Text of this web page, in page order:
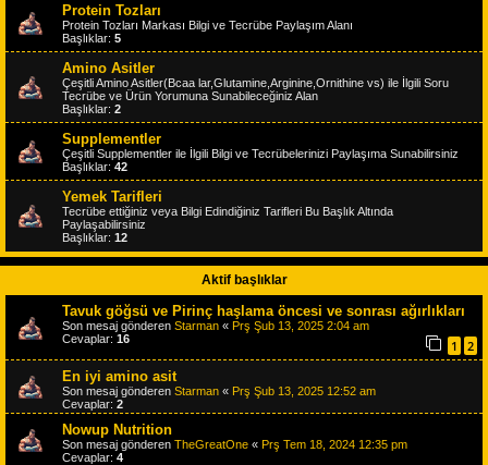
Protein Tozları
Protein Tozları Markası Bilgi ve Tecrübe Paylaşım Alanı
Başlıklar: 5
Amino Asitler
Çeşitli Amino Asitler(Bcaa lar,Glutamine,Arginine,Ornithine vs) ile İlgili Soru
Tecrübe ve Ürün Yorumuna Sunabileceğiniz Alan
Başlıklar: 2
Supplementler
Çeşitli Supplementler ile İlgili Bilgi ve Tecrübelerinizi Paylaşıma Sunabilirsiniz
Başlıklar: 42
Yemek Tarifleri
Tecrübe ettiğiniz veya Bilgi Edindiğiniz Tarifleri Bu Başlık Altında
Paylaşabilirsiniz
Başlıklar: 12
Aktif başlıklar
Tavuk göğsü ve Pirinç haşlama öncesi ve sonrası ağırlıkları
Son mesaj gönderen Starman « Prş Şub 13, 2025 2:04 am
Cevaplar: 16 1
2
En iyi amino asit
Son mesaj gönderen Starman « Prş Şub 13, 2025 12:52 am
Cevaplar: 2
Nowup Nutrition
Son mesaj gönderen TheGreatOne « Prş Tem 18, 2024 12:35 pm
Cevaplar: 4